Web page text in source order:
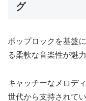
グ
ポップロックを基盤
る柔軟な音楽性が魅力
キャッチーなメロデ
世代から支持されてい